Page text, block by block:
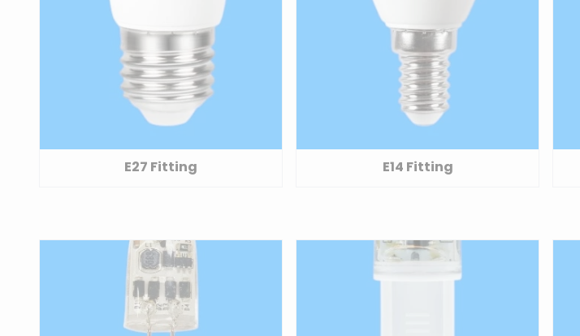
E27 Fitting E14 Fitting